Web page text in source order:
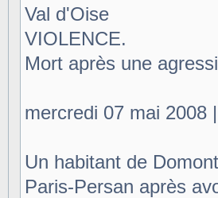
Val d'Oise
VIOLENCE.
Mort après une
mercredi 07 mai 2008
Un habitant de
Paris-Persan après